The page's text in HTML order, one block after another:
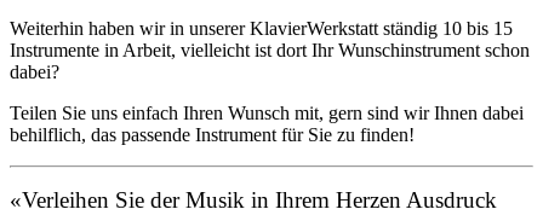
Weiterhin haben wir in unserer KlavierWerkstatt ständig 10 bis 15
Instrumente in Arbeit, vielleicht ist dort Ihr Wunschinstrument schon
dabei?
Teilen Sie uns einfach Ihren Wunsch mit, gern sind wir Ihnen dabei
behilflich, das passende Instrument für Sie zu finden!
«Verleihen Sie der Musik in Ihrem Herzen Ausdruck